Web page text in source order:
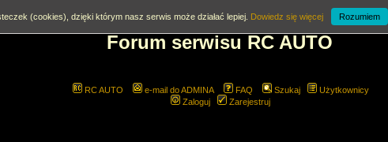
Forum serwisu RC AUTO
RC AUTO e-mail do ADMINA FAQ Szukaj
Użytkownicy
Zaloguj
Zarejestruj
(cookies), dzięki którym nasz serwis może działać lepiej. Dowiedz się więcej Rozumiem